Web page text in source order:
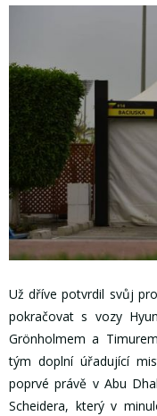
Už dříve potvrdil svůj
pokračovat s vozy
Grönholmem a
tým doplní úřadující
poprvé právě v Abu
Scheidera, který v